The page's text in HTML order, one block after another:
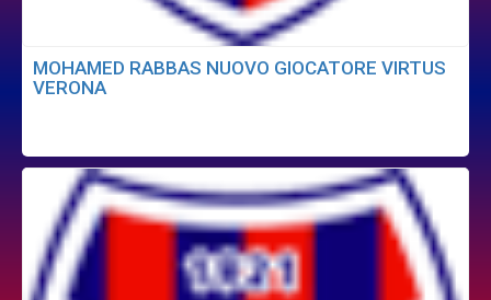
MOHAMED RABBAS NUOVO GIOCATORE VIRTUS
VERONA